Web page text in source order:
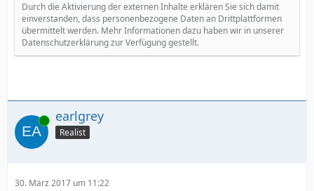
Durch die Aktivierung der externen Inhalte erklären Sie sich damit
einverstanden, dass personenbezogene Daten an Drittplattformen
übermittelt werden. Mehr Informationen dazu haben wir in unserer
Datenschutzerklärung zur Verfügung gestellt.
Online earlgrey
Realist
30. März 2017 um 11:22